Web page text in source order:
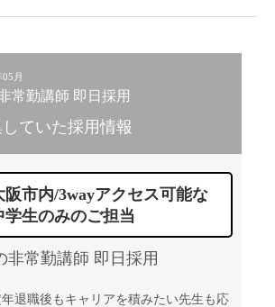
月
常勤講師 即日採用
ていた採用情報
阪市内/3wayアクセス可能な
学生のみのご担当
非常勤講師 即日採用
年退職後もキャリアを積みたい先生も応